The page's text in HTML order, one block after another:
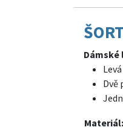
Dvě
Materiál: